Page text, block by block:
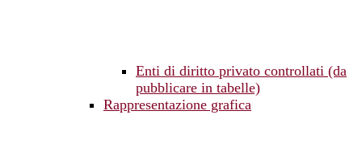
Enti di diritto privato controllati (da
pubblicare in tabelle)
Rappresentazione grafica